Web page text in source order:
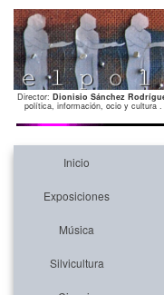
Director: Dionisio Sánchez
política, información, ocio y cultura .
Inicio
Exposiciones
Música
Silvicultura